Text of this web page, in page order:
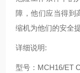
障，他们应当得到
缩机为他们的安全
详细说明:
型号：MCH16/ET